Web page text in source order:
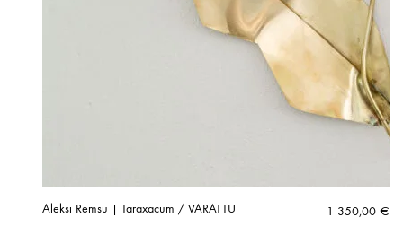
Aleksi Remsu | Taraxacum / VARATTU 1 350,00 €